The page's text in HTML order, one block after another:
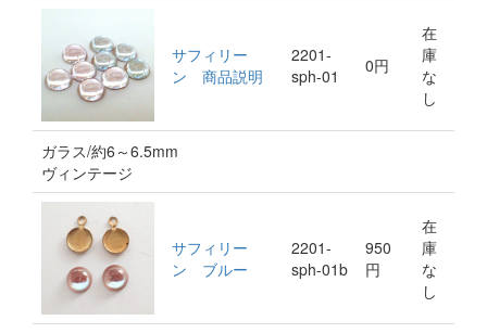
サフィリー
ン 商品説明
2201-
sph-01
0円
在
庫
な
し
ガラス/約6～6.5mm
ヴィンテージ
サフィリー
ン ブルー
2201-
sph-01b
950
円
在
庫
な
し